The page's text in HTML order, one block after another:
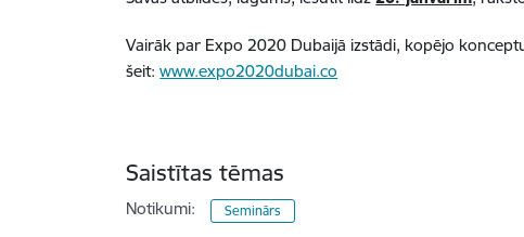
Vairāk par Expo 2020 Dubaijā izstādi, kopējo
šeit:www.expo2020dubai.co
Saistītas tēmas
Notikumi: Seminārs